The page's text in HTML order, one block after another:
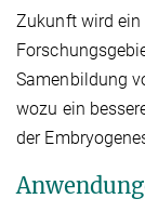
Zukunft wird
Samenbildung
wozu ein
der